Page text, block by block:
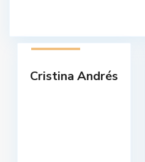
1 listado
Cristina Andrés